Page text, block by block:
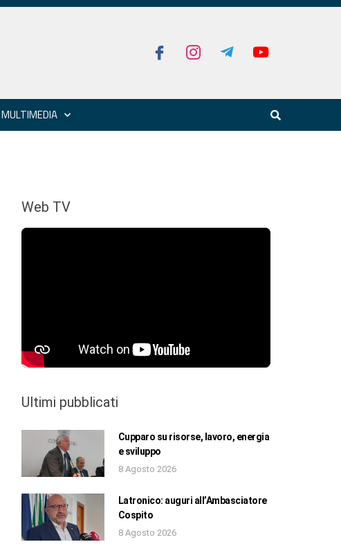
MULTIMEDIA
Web TV
Ultimi pubblicati
Cupparo su risorse, lavoro, energia
e sviluppo
8 Agosto 2026
Latronico: auguri all’Ambasciatore
Cospito
8 Agosto 2026